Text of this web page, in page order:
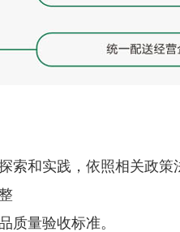
和实践，依照相关政策
质量验收标准。